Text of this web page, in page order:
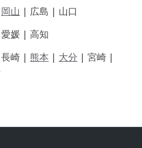
岡山 | 広島 | 山口
愛媛 | 高知
長崎 | 熊本 | 大分 | 宮崎 |